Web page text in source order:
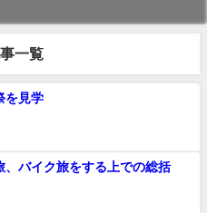
一覧
を見学
、バイク旅をする上での総括